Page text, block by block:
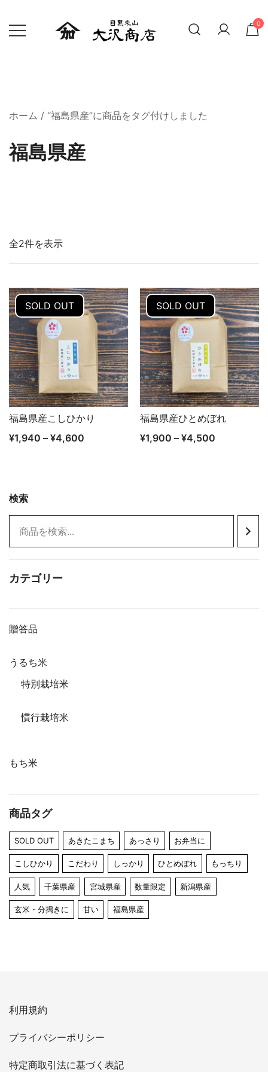
0
ホーム / “福島県産”に商品をタグ付けしました
福島県産
全2件を表示
SOLD OUT
クイックビュー
福島県産こしひかり
¥1,940 – ¥4,600
SOLD OUT
クイックビュー
福島県産ひとめぼれ
¥1,900 – ¥4,500
検索
カテゴリー
贈答品
うるち米
特別栽培米
慣行栽培米
もち米
商品タグ
SOLD OUT あきたこまち あっさり お弁当に
こしひかり こだわり しっかり ひとめぼれ もっちり
人気 千葉県産 宮城県産 数量限定 新潟県産
玄米・分搗きに 甘い 福島県産
利用規約
プライバシーポリシー
特定商取引法に基づく表記